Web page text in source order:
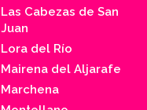
Las Cabezas de San
Juan
Lora del Río
Mairena del Aljarafe
Marchena